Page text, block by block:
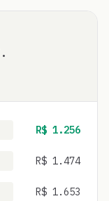
·
R$ 1.256
R$ 1.474
R$ 1.653